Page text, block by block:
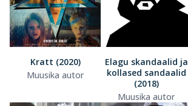
Kratt (2020)
Muusika autor
Elagu skandaalid ja
kollased sandaalid
(2018)
Muusika autor